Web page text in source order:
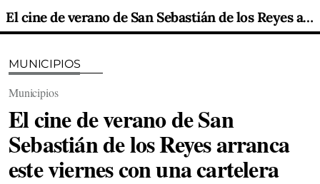
El cine de verano de San Sebastián de los Reyes arranca este viernes con una cartelera para todos los públicos
MUNICIPIOS
Municipios
El cine de verano de San
Sebastián de los Reyes arranca
este viernes con una cartelera